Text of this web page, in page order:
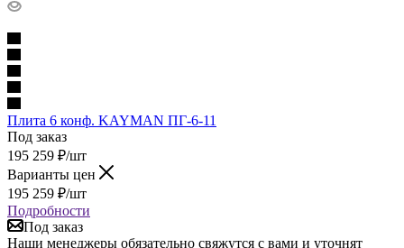
Плита 6 конф. KAYMAN ПГ-6-11
Под заказ
195 259 ₽/шт
Варианты цен
195 259 ₽/шт
Подробности
Под заказ
Наши менеджеры обязательно свяжутся с вами и уточнят